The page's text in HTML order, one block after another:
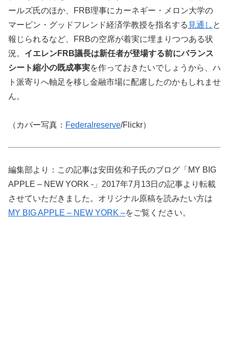
ールズ氏のほか、FRB理事にカーネギー・メロン大学の
マービン・グッドフレンド経済学教授を指名する 見通し と
報じられるなど、FRBの空席が着実に埋まりつつある状
況。 イエレンFRB議長は新任者が登場する前にバランス
シート縮小の既成事実を作っておきたいでしょうから、ハ
ト派寄りへ軸足を移し金融市場に配慮したのかもしれませ
ん。
（カバー写真： Federalreserve/Flickr）
編集部より：この記事は安田佐和子氏のブログ「MY BIG
APPLE – NEW YORK -」2017年7月13日の記事より転載
させていただきました。オリジナル原稿を読みたい方は
MY BIG APPLE – NEW YORK –をご覧ください。